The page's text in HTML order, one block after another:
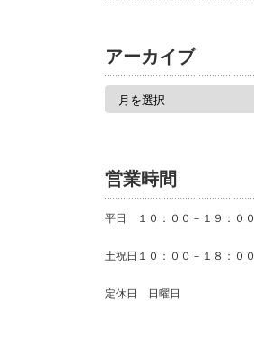
アーカイブ
営業時間
平日 １０：００－１９：００
土祝日１０：００－１８：００
定休日 日曜日